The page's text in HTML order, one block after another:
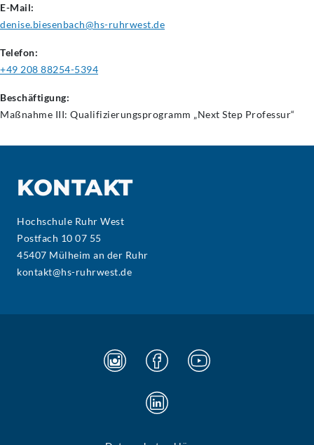
E-Mail:
denise.biesenbach@hs-ruhrwest.de
Telefon:
+49 208 88254-5394
Beschäftigung:
Maßnahme III: Qualifizierungsprogramm „Next Step Professur“
KONTAKT
Hochschule Ruhr West
Postfach 10 07 55
45407 Mülheim an der Ruhr
kontakt@hs-ruhrwest.de